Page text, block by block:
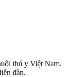
thú y Việt Nam.
đàn.